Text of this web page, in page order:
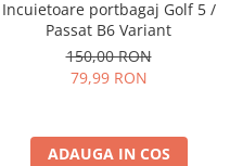
Incuietoare portbagaj Golf 5 /
Passat B6 Variant
150,00 RON
79,99 RON
ADAUGA IN COS